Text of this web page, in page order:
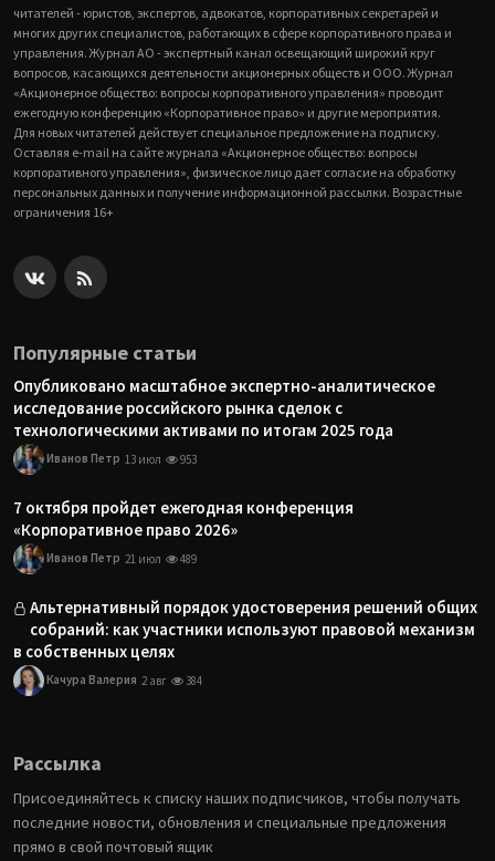
читателей - юристов, экспертов, адвокатов, корпоративных секретарей и
многих других специалистов, работающих в сфере корпоративного права и
управления. Журнал АО - экспертный канал освещающий широкий круг
вопросов, касающихся деятельности акционерных обществ и ООО. Журнал
«Акционерное общество: вопросы корпоративного управления» проводит
ежегодную конференцию «Корпоративное право» и другие мероприятия.
Для новых читателей действует специальное предложение на подписку.
Оставляя e-mail на сайте журнала «Акционерное общество: вопросы
корпоративного управления», физическое лицо дает согласие на обработку
персональных данных и получение информационной рассылки. Возрастные
ограничения 16+
Популярные статьи
Опубликовано масштабное экспертно-аналитическое
исследование российского рынка сделок с
технологическими активами по итогам 2025 года
Иванов Петр 13 июл 953
7 октября пройдет ежегодная конференция
«Корпоративное право 2026»
Иванов Петр 21 июл 489
Альтернативный порядок удостоверения решений общих
собраний: как участники используют правовой механизм
в собственных целях
Качура Валерия 2 авг 384
Рассылка
Присоединяйтесь к списку наших подписчиков, чтобы получать
последние новости, обновления и специальные предложения
прямо в свой почтовый ящик